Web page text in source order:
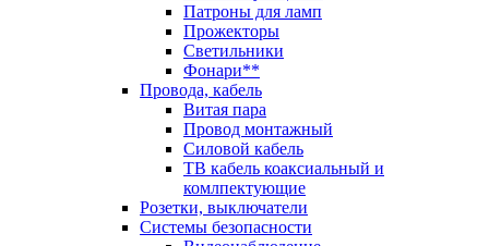
Патроны для ламп
Прожекторы
Светильники
Фонари**
Провода, кабель
Витая пара
Провод монтажный
Силовой кабель
ТВ кабель коаксиальный и
комлпектующие
Розетки, выключатели
Системы безопасности